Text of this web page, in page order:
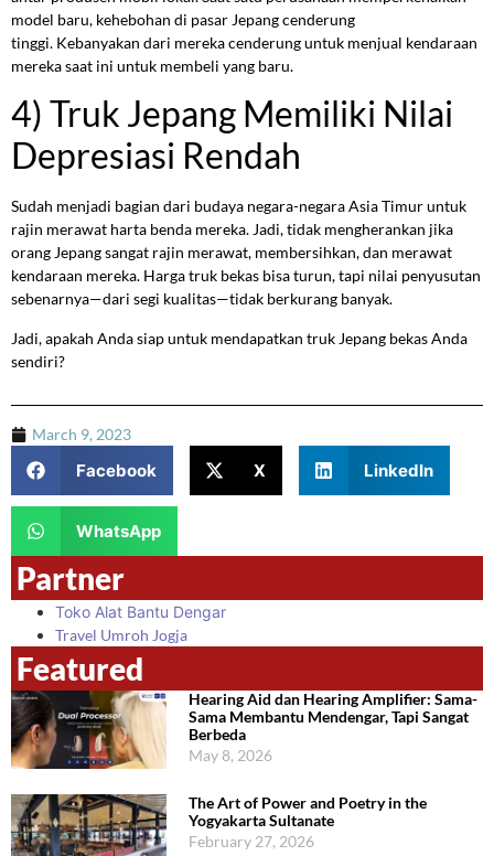
model baru, kehebohan di pasar Jepang cenderung
tinggi. Kebanyakan dari mereka cenderung untuk menjual kendaraan
mereka saat ini untuk membeli yang baru.
4) Truk Jepang Memiliki Nilai
Depresiasi Rendah
Sudah menjadi bagian dari budaya negara-negara Asia Timur untuk
rajin merawat harta benda mereka. Jadi, tidak mengherankan jika
orang Jepang sangat rajin merawat, membersihkan, dan merawat
kendaraan mereka. Harga truk bekas bisa turun, tapi nilai penyusutan
sebenarnya—dari segi kualitas—tidak berkurang banyak.
Jadi, apakah Anda siap untuk mendapatkan truk Jepang bekas Anda
sendiri?
March 9, 2023
Facebook X LinkedIn
WhatsApp
Partner
Toko Alat Bantu Dengar
Travel Umroh Jogja
Featured
Hearing Aid dan Hearing Amplifier: Sama-
Sama Membantu Mendengar, Tapi Sangat
Berbeda
May 8, 2026
The Art of Power and Poetry in the
Yogyakarta Sultanate
February 27, 2026